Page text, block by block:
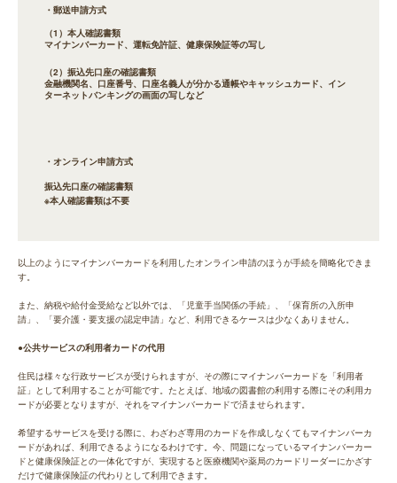
・郵送申請方式
（1）本人確認書類
マイナンバーカード、運転免許証、健康保険証等の写し
（2）振込先口座の確認書類
金融機関名、口座番号、口座名義人が分かる通帳やキャッシュカード、イン
ターネットバンキングの画面の写しなど
・オンライン申請方式
振込先口座の確認書類
※本人確認書類は不要
以上のようにマイナンバーカードを利用したオンライン申請のほうが手続を簡略化できま
す。
また、納税や給付金受給など以外では、「児童手当関係の手続」、「保育所の入所申
請」、「要介護・要支援の認定申請」など、利用できるケースは少なくありません。
●公共サービスの利用者カードの代用
住民は様々な行政サービスが受けられますが、その際にマイナンバーカードを「利用者
証」として利用することが可能です。たとえば、地域の図書館の利用する際にその利用カ
ードが必要となりますが、それをマイナンバーカードで済ませられます。
希望するサービスを受ける際に、わざわざ専用のカードを作成しなくてもマイナンバーカ
ードがあれば、利用できるようになるわけです。今、問題になっているマイナンバーカー
ドと健康保険証との一体化ですが、実現すると医療機関や薬局のカードリーダーにかざす
だけで健康保険証の代わりとして利用できます。